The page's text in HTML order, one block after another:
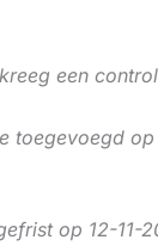
een
toegevoegd op
op 12-11-